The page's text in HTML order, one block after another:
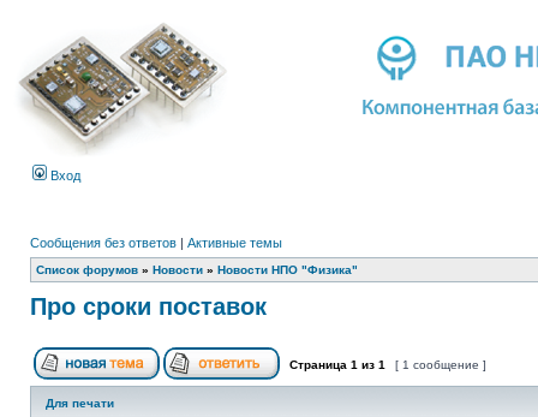
Вход
Сообщения без ответов | Активные темы
Список форумов » Новости » Новости НПО "Физика"
Про сроки поставок
Страница 1 из 1 [ 1 сообщение ]
Для печати